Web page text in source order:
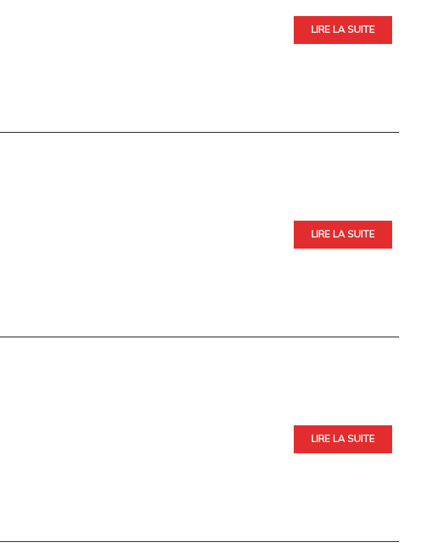
LIRE LA SUITE
LIRE LA SUITE
LIRE LA SUITE